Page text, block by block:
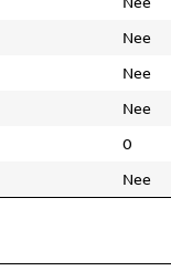
Nee
Nee
Nee
0
Nee